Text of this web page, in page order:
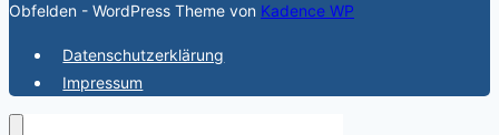
Obfelden - WordPress Theme von Kadence WP
Datenschutzerklärung
Impressum